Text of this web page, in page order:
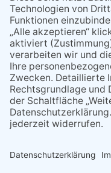
07.08.2026
08.07.2026
06.08.2026
07.08.2026